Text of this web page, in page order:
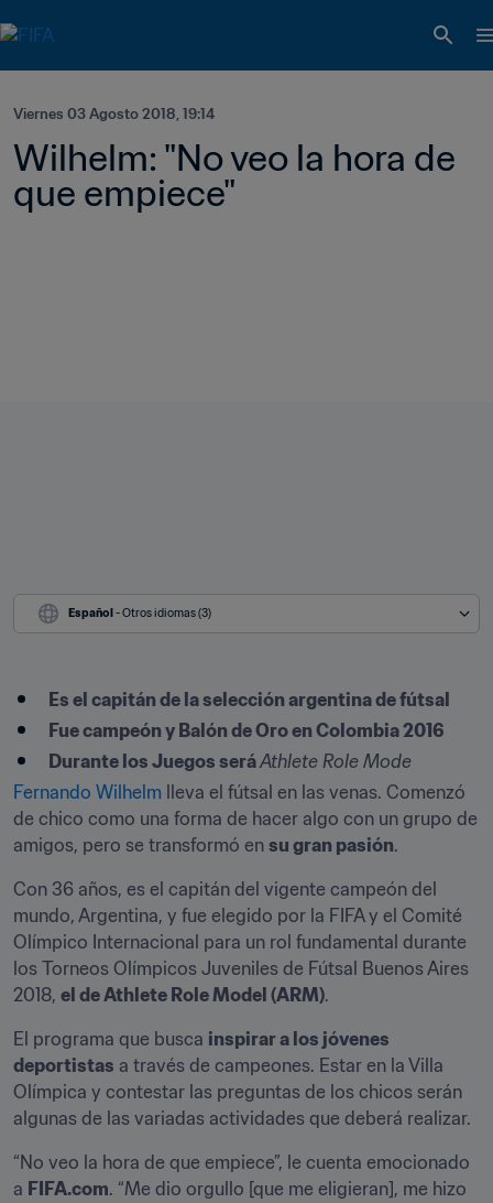
Viernes 03 Agosto 2018, 19:14
Wilhelm: "No veo la hora de
que empiece"
Español - Otros idiomas (3)
​Es el capitán de la selección argentina de fútsal
Fue campeón y Balón de Oro en Colombia 2016
Durante los Juegos será Athlete Role Mode
Fernando Wilhelm lleva el fútsal en las venas. Comenzó
de chico como una forma de hacer algo con un grupo de
amigos, pero se transformó en su gran pasión.
Con 36 años, es el capitán del vigente campeón del
mundo, Argentina, y fue elegido por la FIFA y el Comité
Olímpico Internacional para un rol fundamental durante
los Torneos Olímpicos Juveniles de Fútsal Buenos Aires
2018, el de Athlete Role Model (ARM).
El programa que busca inspirar a los jóvenes
deportistas a través de campeones. Estar en la Villa
Olímpica y contestar las preguntas de los chicos serán
algunas de las variadas actividades que deberá realizar.
“No veo la hora de que empiece”, le cuenta emocionado
a FIFA.com. “Me dio orgullo [que me eligieran], me hizo